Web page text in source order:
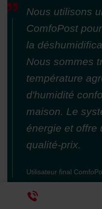
Nous utilisons
ComfoPost
la
Nous sommes
température
d'humidité
maison. Le
énergie et offre
qualité-prix.
Utilisateur final